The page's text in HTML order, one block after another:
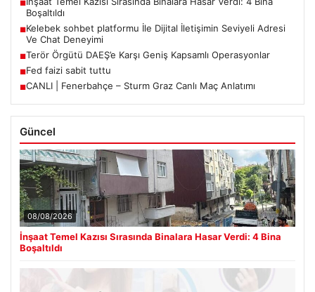
■
Boşaltıldı
■Kelebek sohbet platformu İle Dijital İletişimin Seviyeli Adresi
Ve Chat Deneyimi
■Terör Örgütü DAEŞ’e Karşı Geniş Kapsamlı Operasyonlar
■Fed faizi sabit tuttu
■CANLI | Fenerbahçe – Sturm Graz Canlı Maç Anlatımı
Güncel
08/08/2026
İnşaat Temel Kazısı Sırasında Binalara Hasar Verdi: 4 Bina
Boşaltıldı